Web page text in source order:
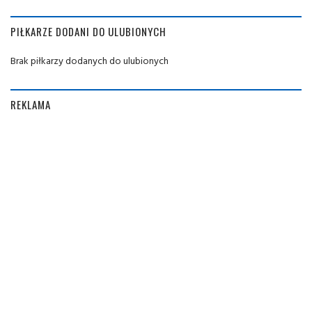
PIŁKARZE DODANI DO ULUBIONYCH
Brak piłkarzy dodanych do ulubionych
REKLAMA